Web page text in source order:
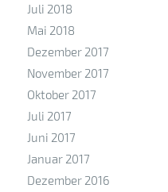
Juli 2018
Mai 2018
Dezember 2017
November 2017
Oktober 2017
Juli 2017
Juni 2017
Januar 2017
Dezember 2016